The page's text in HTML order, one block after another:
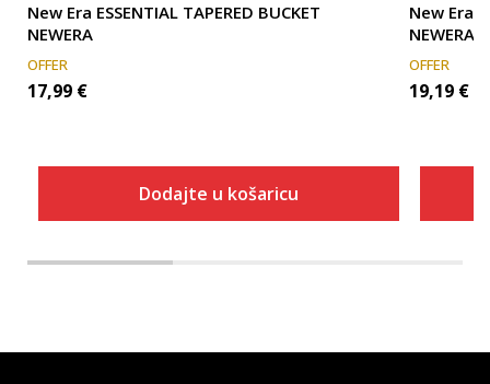
New Era ESSENTIAL TAPERED BUCKET
NEWERA
OFFER
17,99 €
Dodajte u košaricu
New Era
NEWERA
OFFER
19,19 €